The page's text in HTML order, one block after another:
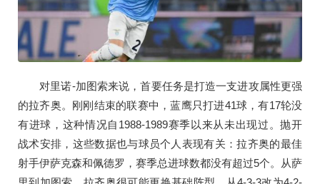
对里诺-加图索来说，首要任务是打造一支进攻属性更强
的拉齐奥。刚刚结束的联赛中，蓝鹰只打进41球，有17轮没
有进球，这种情况自1988-1989赛季以来从未出现过。抛开
战术安排，这些数据也与球员个人表现有关：拉齐奥的最佳
射手伊萨克森和佩德罗，赛季总进球数都没有超过5个。从萨